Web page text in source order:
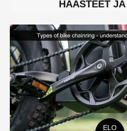
HAASTEET
ELO